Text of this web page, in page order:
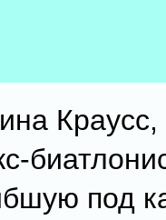
Краусс,
под